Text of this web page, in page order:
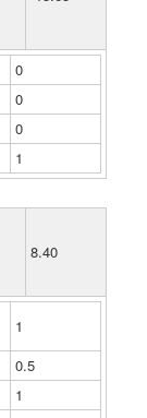
0
0
0
1
8.40
1
0.5
1